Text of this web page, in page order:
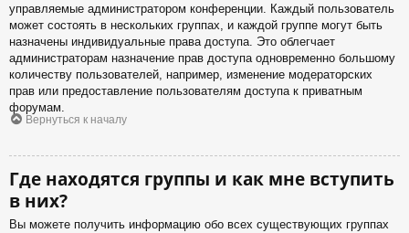
управляемые администратором конференции. Каждый пользователь
может состоять в нескольких группах, и каждой группе могут быть
назначены индивидуальные права доступа. Это облегчает
администраторам назначение прав доступа одновременно большому
количеству пользователей, например, изменение модераторских
прав или предоставление пользователям доступа к приватным
форумам.
Вернуться к началу
Где находятся группы и как мне вступить
в них?
Вы можете получить информацию обо всех существующих группах